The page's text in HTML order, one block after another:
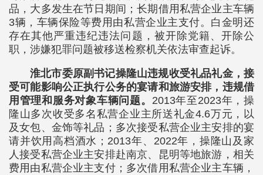
品，大多发生在节日期间；长期借用私营企业主车辆
3辆，车辆保险等费用由私营企业主支付。白金明还
存在其他严重违纪违法问题，被开除党籍、开除公
职，涉嫌犯罪问题被移送检察机关依法审查起诉。
淮北市委原副书记操隆山违规收受礼品礼金，接
受可能影响公正执行公务的宴请和旅游安排，违规借
用管理和服务对象车辆问题。 2013年至2023年，操
隆山多次收受多名私营企业主所送礼金4.6万元，以
及女包、金饰等礼品；多次接受私营企业主安排的宴
请并饮用高档酒水；2013年、2022年，操隆山及家
人接受私营企业主安排赴南京、昆明等地旅游，相关
费用由私营企业主支付；多次借用私营企业主车辆，